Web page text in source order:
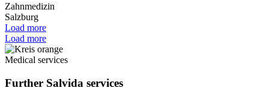
Zahnmedizin
Salzburg
Load more
Load more
Medical services
Further Salvida services